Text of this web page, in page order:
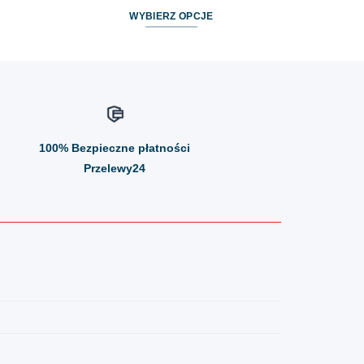
WYBIERZ OPCJE
można
produktu
100% Bezpieczne płatności
Przelewy24